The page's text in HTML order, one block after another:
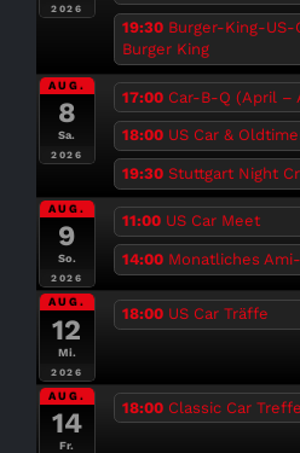
2026
19:30 Burger-King-US-
Burger King
AUG.
8
Sa.
2026
17:00 Car-B-Q (April –
18:00 US Car &
19:30 Stuttgart Night
AUG.
9
So.
2026
11:00 US Car Meet
14:00 Monatliches
AUG.
12
Mi.
2026
18:00 US Car Träffe
AUG.
14
Fr.
18:00 Classic Car